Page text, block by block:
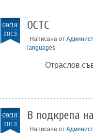
09/19
2013
ОСТС
Написана от
languages
Отраслов
09/18
2013
В подкрепа
Написана от